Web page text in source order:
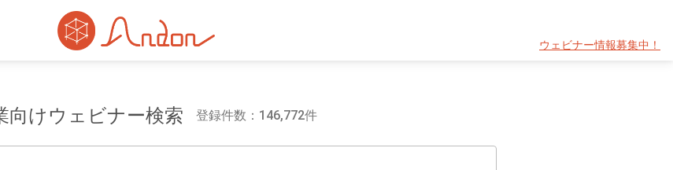
ウェビナー情報募集中！
向けウェビナー検索 登録件数：146,772件